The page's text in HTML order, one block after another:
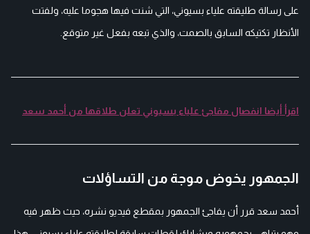
على رسالة طليقته علياء بسيوني، التي شنت فيها هجوما عليه، ولفتت
الأنظار تكتيكه السابق بالصمت، والذي تبعه بفعل غير متوقع.
اقرأ أيضا انفصال مفاجئ علياء بسيوني تعلن طلاقها من أحمد سعد
الجمهور يخوض موجة من التساؤلات
أحمد سعد قرر أن يفاجئ الجمهور بمقطع فيديو نشره، حيث ظهر فيه